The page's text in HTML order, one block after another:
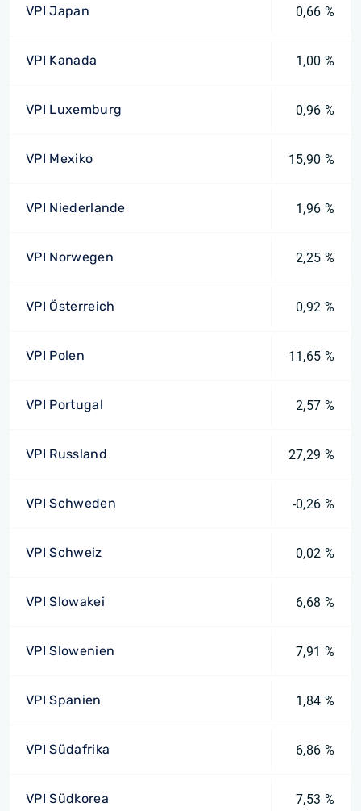
VPI Japan 0,66 %
VPI Kanada 1,00 %
VPI Luxemburg 0,96 %
VPI Mexiko 15,90 %
VPI Niederlande 1,96 %
VPI Norwegen 2,25 %
VPI Österreich 0,92 %
VPI Polen 11,65 %
VPI Portugal 2,57 %
VPI Russland 27,29 %
VPI Schweden -0,26 %
VPI Schweiz 0,02 %
VPI Slowakei 6,68 %
VPI Slowenien 7,91 %
VPI Spanien 1,84 %
VPI Südafrika 6,86 %
VPI Südkorea 7,53 %